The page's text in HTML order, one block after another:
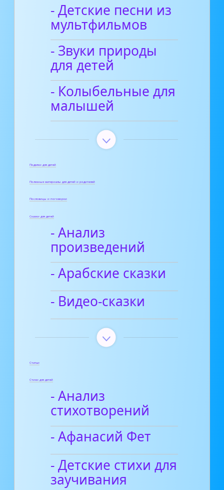
- Детские песни из
мультфильмов
- Звуки природы
для детей
- Колыбельные для
малышей
Поделки для детей
Полезные материалы для детей и родителей
Пословицы и поговорки
Сказки для детей
- Анализ
произведений
- Арабские сказки
- Видео-сказки
Статьи
Стихи для детей
- Анализ
стихотворений
- Афанасий Фет
- Детские стихи для
заучивания